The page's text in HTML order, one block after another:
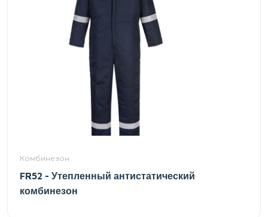
Комбинезон
FR52 - Утепленный антистатический
комбинезон